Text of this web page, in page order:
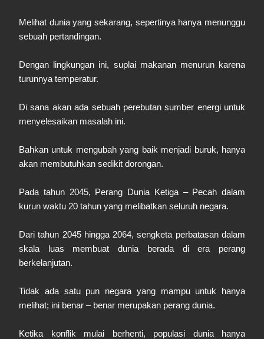
Melihat dunia yang sekarang, sepertinya hanya menunggu
sebuah pertandingan.
Dengan lingkungan ini, suplai makanan menurun karena
turunnya temperatur.
Di sana akan ada sebuah perebutan sumber energi untuk
menyelesaikan masalah ini.
Bahkan untuk mengubah yang baik menjadi buruk, hanya
akan membutuhkan sedikit dorongan.
Pada tahun 2045, Perang Dunia Ketiga – Pecah dalam
kurun waktu 20 tahun yang melibatkan seluruh negara.
Dari tahun 2045 hingga 2064, sengketa perbatasan dalam
skala luas membuat dunia berada di era perang
berkelanjutan.
Tidak ada satu pun negara yang mampu untuk hanya
melihat; ini benar – benar merupakan perang dunia.
Ketika konflik mulai berhenti, populasi dunia hanya